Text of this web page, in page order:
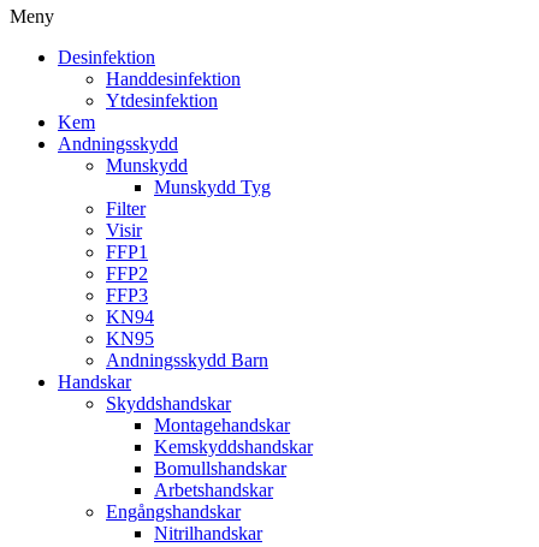
Meny
Desinfektion
Handdesinfektion
Ytdesinfektion
Kem
Andningsskydd
Munskydd
Munskydd Tyg
Filter
Visir
FFP1
FFP2
FFP3
KN94
KN95
Andningsskydd Barn
Handskar
Skyddshandskar
Montagehandskar
Kemskyddshandskar
Bomullshandskar
Arbetshandskar
Engångshandskar
Nitrilhandskar